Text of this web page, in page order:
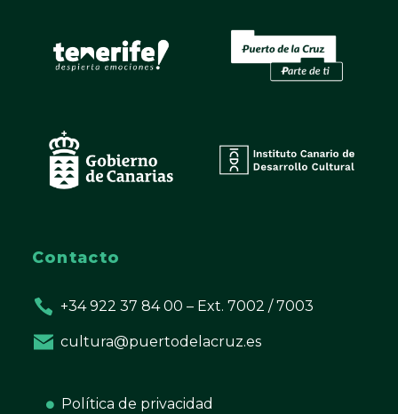
Contacto
+34 922 37 84 00 – Ext. 7002 / 7003
cultura@puertodelacruz.es
Política de privacidad